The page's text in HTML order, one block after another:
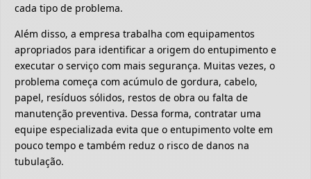
cada tipo de problema.
Além disso, a empresa trabalha com equipamentos
apropriados para identificar a origem do entupimento e
executar o serviço com mais segurança. Muitas vezes, o
problema começa com acúmulo de gordura, cabelo,
papel, resíduos sólidos, restos de obra ou falta de
manutenção preventiva. Dessa forma, contratar uma
equipe especializada evita que o entupimento volte em
pouco tempo e também reduz o risco de danos na
tubulação.